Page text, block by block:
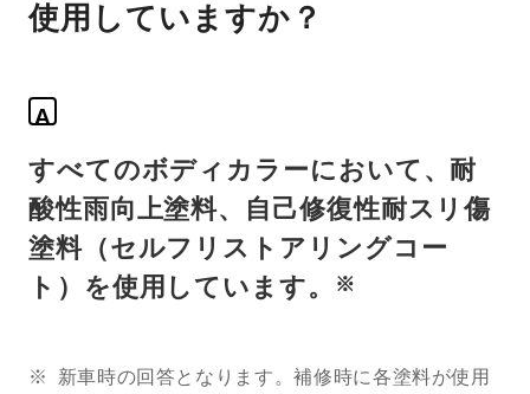
使用していますか？
A
すべてのボディカラーにおいて、耐
酸性雨向上塗料、自己修復性耐スリ傷
塗料（セルフリストアリングコー
ト）を使用しています。
※
新車時の回答となります。補修時に各塗料が使用